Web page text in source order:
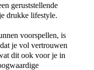
geruststellende
drukke lifestyle.
voorspellen, is
je vol vertrouwen
dit ook voor je in